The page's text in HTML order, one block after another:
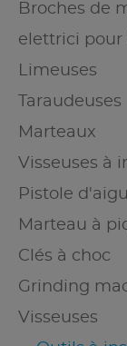
Broches de
elettrici pour
Limeuses
Taraudeuses
Marteaux
Visseuses à
Pistole
Marteau à
Clés à choc
Grinding
Visseuses